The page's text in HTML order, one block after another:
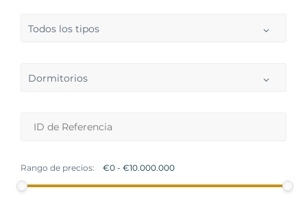
Todos los tipos
Dormitorios
Rango de precios: